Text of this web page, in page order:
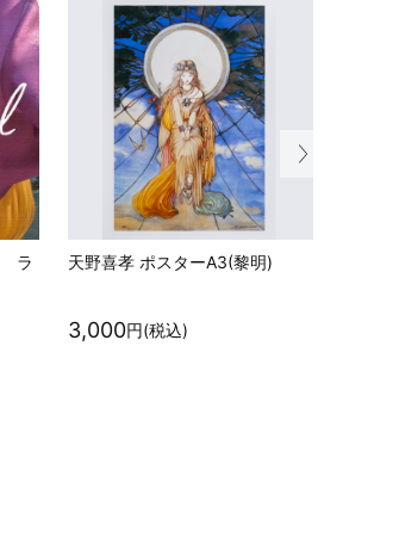
ラ
天野喜孝 ポスターA3(黎明)
3,000円(税込)